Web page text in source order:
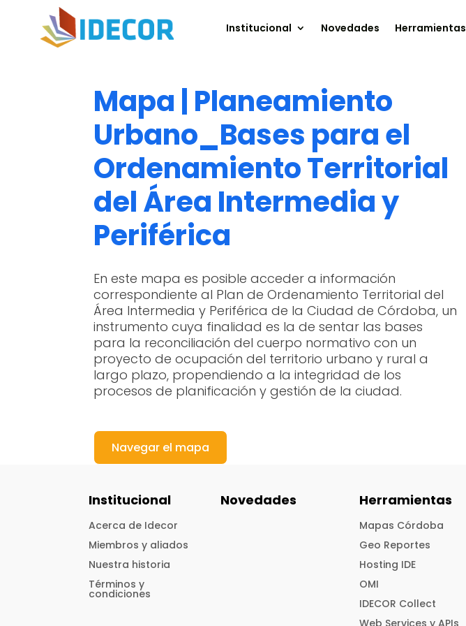
Institucional Novedades Herramientas
Mapa | Planeamiento
Urbano_Bases para el
Ordenamiento Territorial
del Área Intermedia y
Periférica
En este mapa es posible acceder a información
correspondiente al Plan de Ordenamiento Territorial del
Área Intermedia y Periférica de la Ciudad de Córdoba, un
instrumento cuya finalidad es la de sentar las bases
para la reconciliación del cuerpo normativo con un
proyecto de ocupación del territorio urbano y rural a
largo plazo, propendiendo a la integridad de los
procesos de planificación y gestión de la ciudad.
Navegar el mapa
Institucional
Acerca de Idecor
Miembros y aliados
Nuestra historia
Términos y
condiciones
Novedades Herramientas
Mapas Córdoba
Geo Reportes
Hosting IDE
OMI
IDECOR Collect
Web Services y APIs